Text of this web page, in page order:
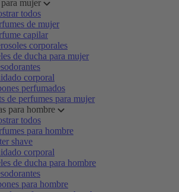
mujer
todos
de mujer
capilar
corporales
de ducha para mujer
corporal
perfumados
de perfumes para mujer
para hombre
todos
para hombre
shave
corporal
de ducha para hombre
para hombre